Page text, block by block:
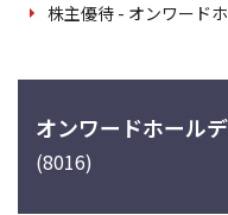
株主優待 - オンワード
オンワードホール
(8016)